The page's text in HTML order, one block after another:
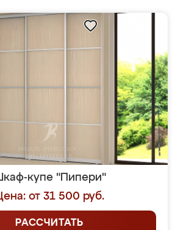
купе "Пипери"
от 31 500 руб.
РАССЧИТАТЬ